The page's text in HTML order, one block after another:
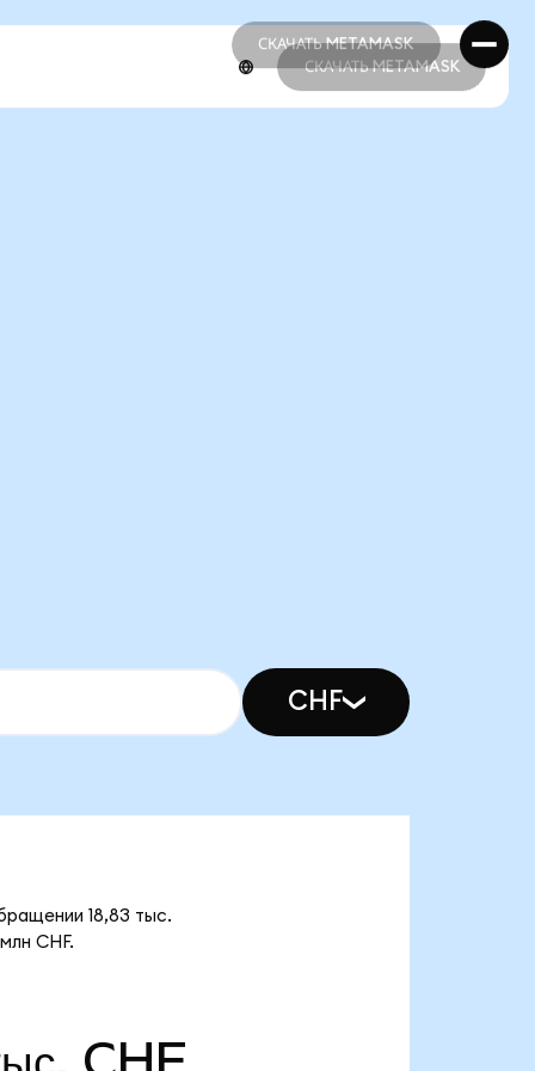
СКАЧАТЬ METAMASK
СКАЧАТЬ METAMASK
СКАЧАТЬ METAMASK
CHF
18,83 тыс.
CHF.